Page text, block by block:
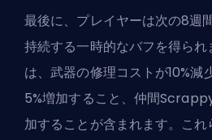
最後に、プレイヤーは次の8週
持続する一時的なバフを得ら
は、武器の修理コストが10%減
5%増加すること、仲間
加することが含まれます。こ